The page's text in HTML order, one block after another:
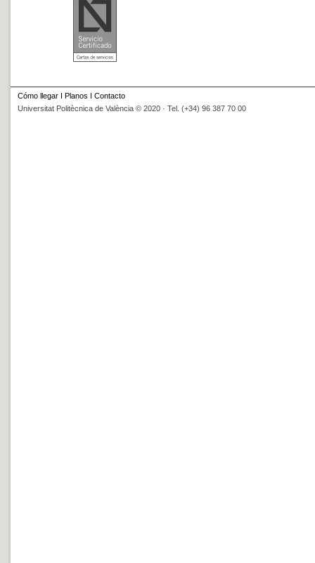
Cómo llegar I Planos I Contacto
Universitat Politècnica de València © 2020 · Tel. (+34) 96 387 70 00